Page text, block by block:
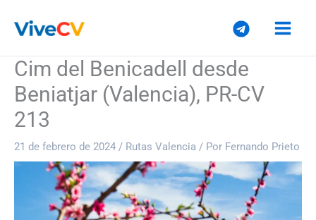
contenido
Cim del Benicadell desde
Beniatjar (Valencia), PR-CV
213
21 de febrero de 2024 / Rutas Valencia / Por Fernando Prieto